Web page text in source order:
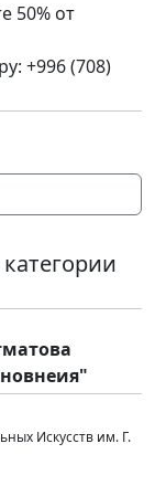
50% от
+996 (708)
Искусств им. Г.